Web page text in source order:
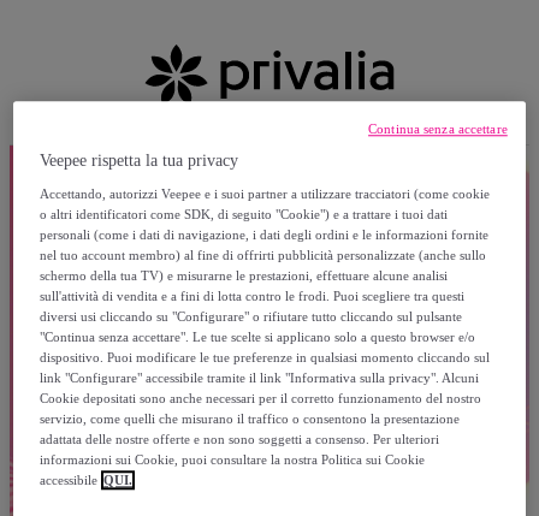
Veepee rispetta la tua privacy
Accettando, autorizzi Veepee e i suoi partner a utilizzare tracciatori (come cookie
o altri identificatori come SDK, di seguito "Cookie") e a trattare i tuoi dati
personali (come i dati di navigazione, i dati degli ordini e le informazioni fornite
nel tuo account membro) al fine di offrirti pubblicità personalizzate (anche sullo
schermo della tua TV) e misurarne le prestazioni, effettuare alcune analisi
sull'attività di vendita e a fini di lotta contro le frodi. Puoi scegliere tra questi
diversi usi cliccando su "Configurare" o rifiutare tutto cliccando sul pulsante
"Continua senza accettare". Le tue scelte si applicano solo a questo browser e/o
dispositivo. Puoi modificare le tue preferenze in qualsiasi momento cliccando sul
link "Configurare" accessibile tramite il link "Informativa sulla privacy". Alcuni
Cookie depositati sono anche necessari per il corretto funzionamento del nostro
servizio, come quelli che misurano il traffico o consentono la presentazione
adattata delle nostre offerte e non sono soggetti a consenso. Per ulteriori
informazioni sui Cookie, puoi consultare la nostra Politica sui Cookie
accessibile QUI.
Continua senza accettare